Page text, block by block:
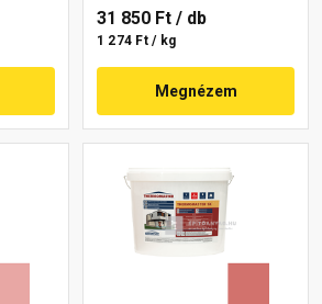
31 850 Ft / db
1 274 Ft / kg
Megnézem